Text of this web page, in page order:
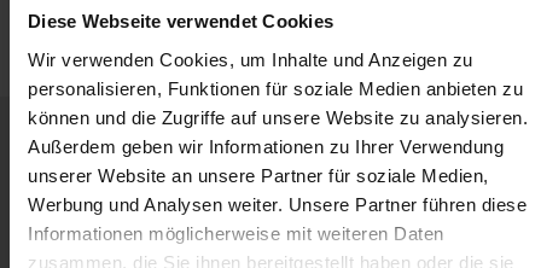
Diese Webseite verwendet Cookies
Wir verwenden Cookies, um Inhalte und Anzeigen zu
personalisieren, Funktionen für soziale Medien anbieten zu
können und die Zugriffe auf unsere Website zu analysieren.
Außerdem geben wir Informationen zu Ihrer Verwendung
unserer Website an unsere Partner für soziale Medien,
Werbung und Analysen weiter. Unsere Partner führen diese
Informationen möglicherweise mit weiteren Daten
zusammen, die Sie ihnen bereitgestellt haben oder die sie